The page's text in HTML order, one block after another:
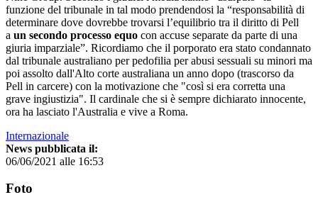
funzione del tribunale in tal modo prendendosi la “responsabilità di
determinare dove dovrebbe trovarsi l’equilibrio tra il diritto di Pell
a un secondo processo equo con accuse separate da parte di una
giuria imparziale”. Ricordiamo che il porporato era stato condannato
dal tribunale australiano per pedofilia per abusi sessuali su minori ma
poi assolto dall'Alto corte australiana un anno dopo (trascorso da
Pell in carcere) con la motivazione che "così si era corretta una
grave ingiustizia". Il cardinale che si è sempre dichiarato innocente,
ora ha lasciato l'Australia e vive a Roma.
Internazionale
News pubblicata il:
06/06/2021 alle 16:53
Foto